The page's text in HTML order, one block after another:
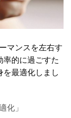
マンスを左右す
率的に過ごすた
最適化しまし
化」